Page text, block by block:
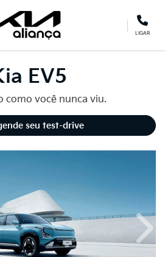
LIGAR
EV5
como você nunca viu.
seu test-drive